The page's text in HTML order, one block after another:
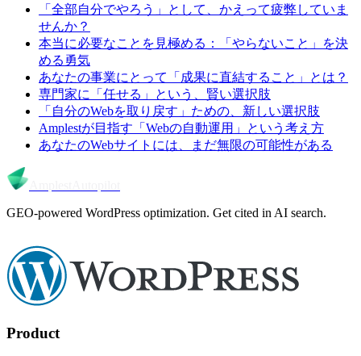
「全部自分でやろう」として、かえって疲弊していま
せんか？
本当に必要なことを見極める：「やらないこと」を決
める勇気
あなたの事業にとって「成果に直結すること」とは？
専門家に「任せる」という、賢い選択肢
「自分のWebを取り戻す」ための、新しい選択肢
Amplestが目指す「Webの自動運用」という考え方
あなたのWebサイトには、まだ無限の可能性がある
GEO-powered WordPress optimization. Get cited in AI search.
Product